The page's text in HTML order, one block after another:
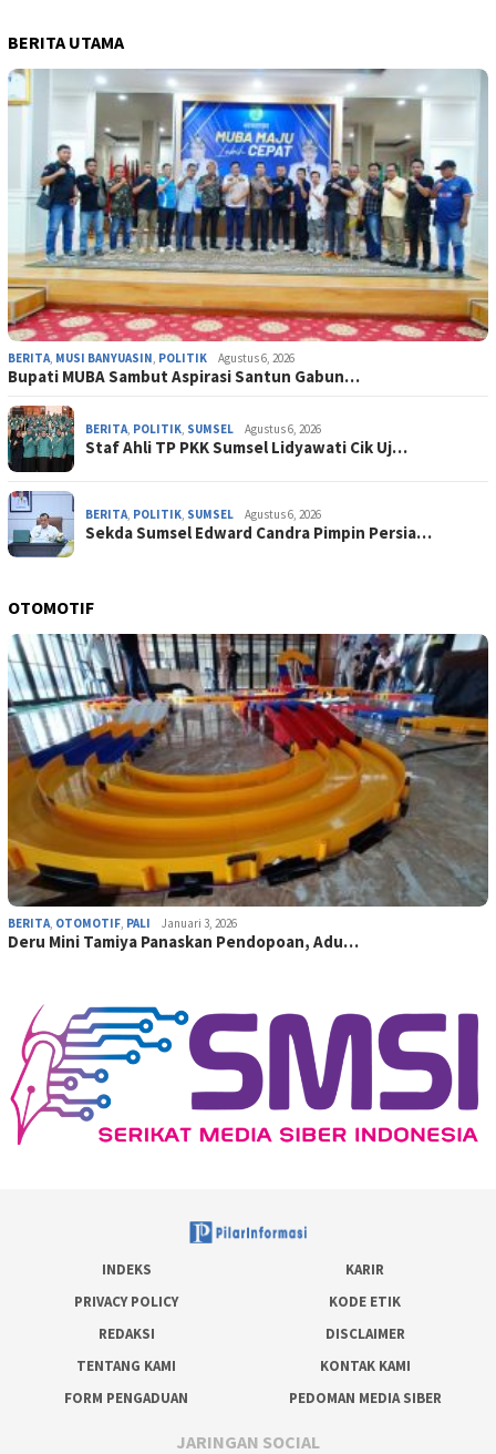
BERITA UTAMA
BERITA MUSI BANYUASIN POLITIK Agustus 6, 2026
Bupati MUBA Sambut Aspirasi Santun Gabun…
BERITA POLITIK SUMSEL Agustus 6, 2026
Staf Ahli TP PKK Sumsel Lidyawati Cik Uj…
BERITA POLITIK SUMSEL Agustus 6, 2026
Sekda Sumsel Edward Candra Pimpin Persia…
OTOMOTIF
BERITA OTOMOTIF PALI Januari 3, 2026
Deru Mini Tamiya Panaskan Pendopoan, Adu…
INDEKS
KARIR
PRIVACY POLICY
KODE ETIK
REDAKSI
DISCLAIMER
TENTANG KAMI
KONTAK KAMI
FORM PENGADUAN
PEDOMAN MEDIA SIBER
JARINGAN SOCIAL